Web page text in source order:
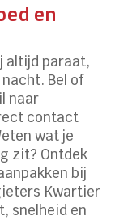
en
altijd paraat,
Bel of
naar
contact
wat je
zit? Ontdek
bij
Kwartier
snelheid en